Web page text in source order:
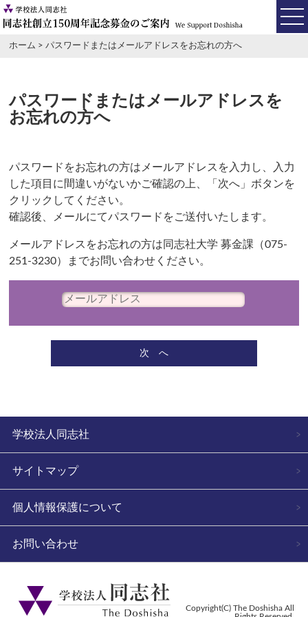
ホーム > パスワードまたはメールアドレスをお忘れの方へ
パスワードまたはメールアドレスを
お忘れの方へ
パスワードをお忘れの方はメールアドレスを入力し、入力
した項目に間違いがないかご確認の上、「次へ」ボタンを
クリックしてください。
確認後、メールにてパスワードをご送付いたします。
メールアドレスをお忘れの方は同志社大学 募金課（075-
251-3230）までお問い合わせください。
次 へ
学校法人同志社
サイトマップ
個人情報保護について
お問い合わせ
Copyright(C) The Doshisha All